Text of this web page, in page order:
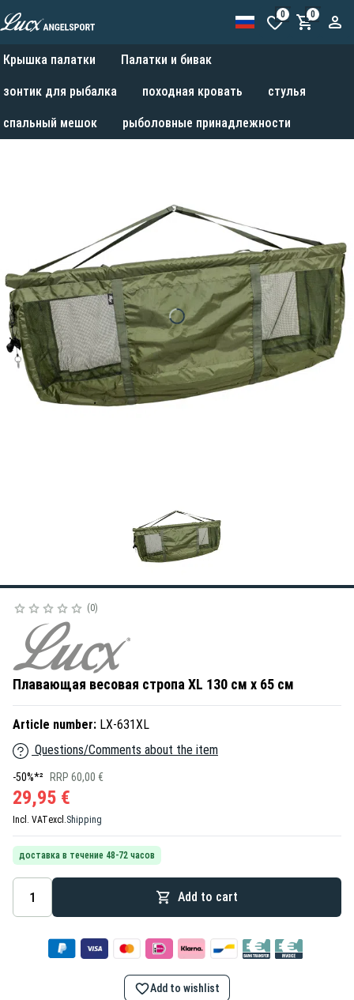
0 0
Крышка палатки Палатки и бивак
зонтик для рыбалка походная кровать стулья
спальный мешок рыболовные принадлежности
0
Плавающая весовая стропа XL 130 см x 65 см
Article number: LX-631XL
Questions/Comments about the item
-50%*² RRP 60,00 €
29,95 €
Incl. VATexcl.Shipping
доставка в течение 48-72 часов
Add to cart
Add to wishlist